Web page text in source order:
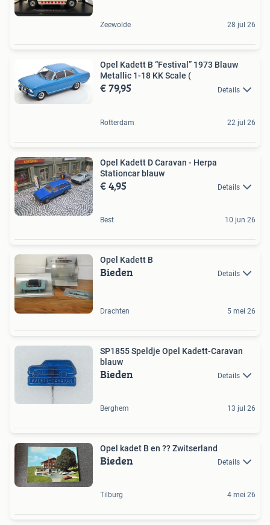
Zeewolde 28 jul 26
Opel Kadett B “Festival” 1973 Blauw
Metallic 1-18 KK Scale (
€ 79,95 Details
Rotterdam 22 jul 26
Opel Kadett D Caravan - Herpa
Stationcar blauw
€ 4,95 Details
Best 10 jun 26
Opel Kadett B
Bieden Details
Drachten 5 mei 26
SP1855 Speldje Opel Kadett-Caravan
blauw
Bieden Details
Berghem 13 jul 26
Opel kadet B en ?? Zwitserland
Bieden Details
Tilburg 4 mei 26